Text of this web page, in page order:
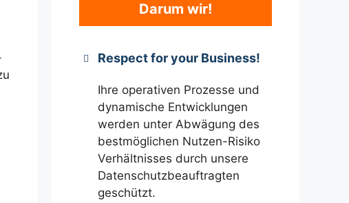
Darum wir!
Respect for your Business!
Ihre operativen Prozesse und
dynamische Entwicklungen
werden unter Abwägung des
bestmöglichen Nutzen-Risiko
Verhältnisses durch unsere
Datenschutzbeauftragten
geschützt.